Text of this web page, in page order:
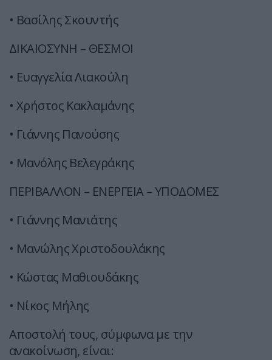
• Βασίλης Σκουντής
ΔΙΚΑΙΟΣΥΝΗ – ΘΕΣΜΟΙ
• Ευαγγελία Λιακούλη
• Χρήστος Κακλαμάνης
• Γιάννης Πανούσης
• Μανόλης Βελεγράκης
ΠΕΡΙΒΑΛΛΟΝ – ΕΝΕΡΓΕΙΑ – ΥΠΟΔΟΜΕΣ
• Γιάννης Μανιάτης
• Μανώλης Χριστοδουλάκης
• Κώστας Μαθιουδάκης
• Νίκος Μήλης
Αποστολή τους, σύμφωνα με την
ανακοίνωση, είναι: